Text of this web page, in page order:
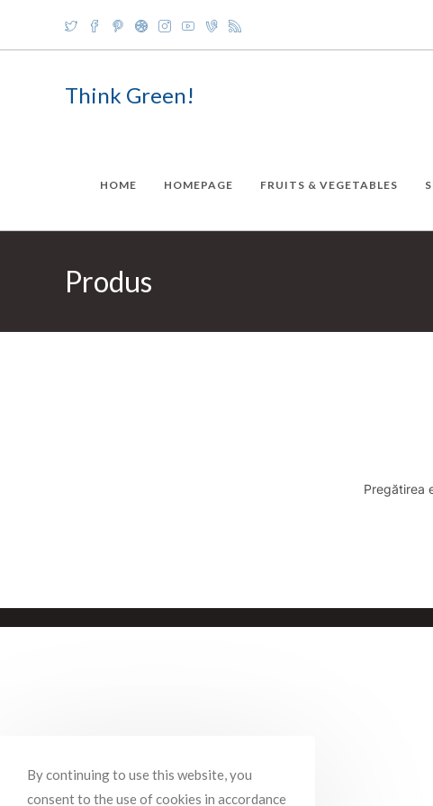
content
Think Green!
HOME HOMEPAGE FRUITS & VEGETABLES
Produs
Pregătirea
By continuing to use this website, you
consent to the use of cookies in accordance